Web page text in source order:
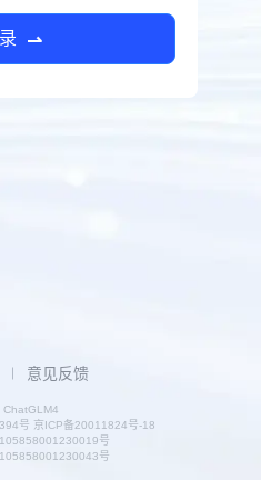
意见反馈
号 京ICP备20011824号-18
号
号